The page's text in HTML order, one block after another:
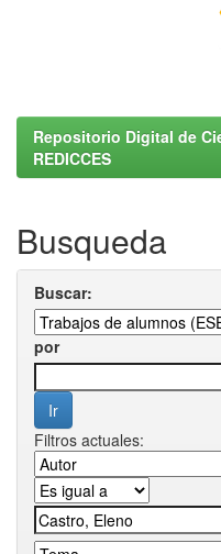
Repositorio Digital de
REDICCES
Busqueda
Buscar:
por
Filtros actuales: